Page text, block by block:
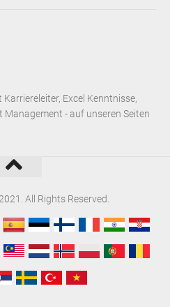
Excel Kenntnisse,
- auf unseren Seiten
All Rights Reserved.